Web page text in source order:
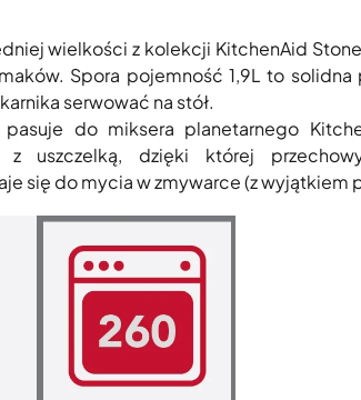
wielkości z kolekcji KitchenAid
Spora pojemność 1,9L to
serwować na stół.
pasuje do miksera planetarnego
z uszczelką, dzięki której
się do mycia w zmywarce (z